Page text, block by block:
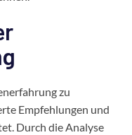
zu
Empfehlungen und
Durch die Analyse